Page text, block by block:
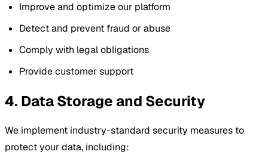
Improve and optimize our platform
Detect and prevent fraud or abuse
Comply with legal obligations
Provide customer support
4. Data Storage and Security
We implement industry-standard security measures to
protect your data, including: